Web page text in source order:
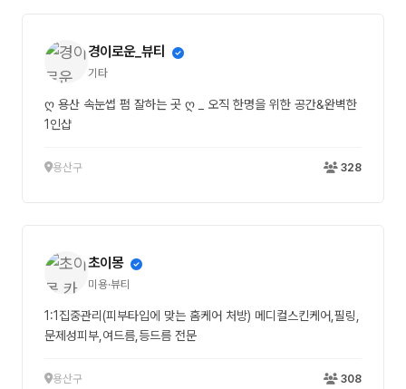
경이로운_뷰티
기타
ღ 용산 속눈썹 펌 잘하는 곳 ღ _ 오직 한명을 위한 공간&완벽한
1인샵
용산구 328
초이몽
미용·뷰티
1:1집중관리(피부타입에 맞는 홈케어 처방) 메디컬스킨케어,필링,
문제성피부,여드름,등드름 전문
용산구 308